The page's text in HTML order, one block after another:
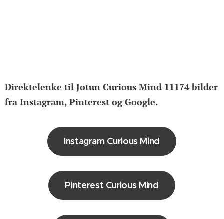
Direktelenke til Jotun Curious Mind 11174 bilder
fra Instagram, Pinterest og Google.
Instagram Curious Mind
Pinterest Curious Mind